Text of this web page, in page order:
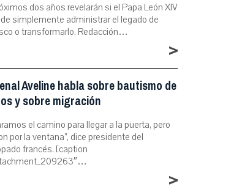
dos años revelarán si el Papa León XIV
simplemente administrar el legado de
o transformarlo. Redacción…
>
Aveline habla sobre bautismo de
y sobre migración
el camino para llegar a la puerta, pero
por la ventana”, dice presidente del
francés. [caption
>